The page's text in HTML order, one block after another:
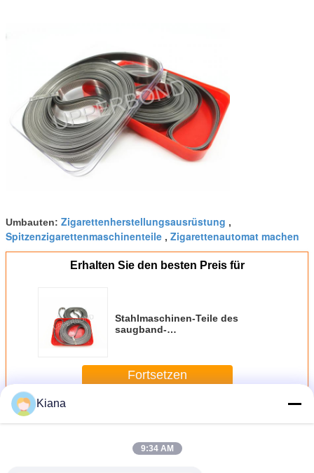
Umbauten: Zigarettenherstellungsausrüstung ,
Spitzenzigarettenmaschinenteile , Zigarettenautomat machen
Erhalten Sie den besten Preis für
Stahlmaschinen-Teile des
saugband-
Fortsetzen
Mehr
Kiana
9:34 AM